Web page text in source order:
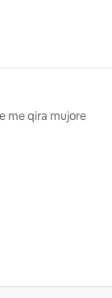
me qira mujore